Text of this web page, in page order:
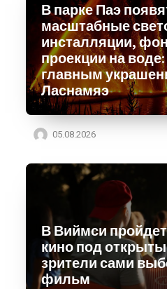
В парке Паэ
масштабные
инсталляции,
проекции на
главным
Ласнамяэ
05.08.2026
В Виймси
кино под
зрители сами
фильм